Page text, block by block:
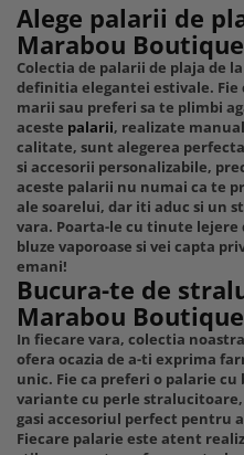
Alege palarii de
Marabou Boutique
Colectia de palarii de plaja de
definitia elegantei estivale. Fie
marii sau preferi sa te plimbi
aceste palarii, realizate
calitate, sunt alegerea
si accesorii personalizabile,
aceste palarii nu numai ca te
ale soarelui, dar iti aduc si un
vara. Poarta-le cu tinute lejere
bluze vaporoase si vei capta
emani!
Bucura-te de
Marabou Boutique
In fiecare vara, colectia
ofera ocazia de a-ti exprima
unic. Fie ca preferi o palarie cu
variante cu perle
gasi accesoriul perfect pentru
Fiecare palarie este atent